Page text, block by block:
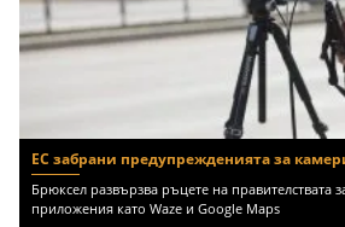
ЕС забрани предупрежденията за
Брюксел развързва ръцете на правителствата
приложения като Waze и Google Maps